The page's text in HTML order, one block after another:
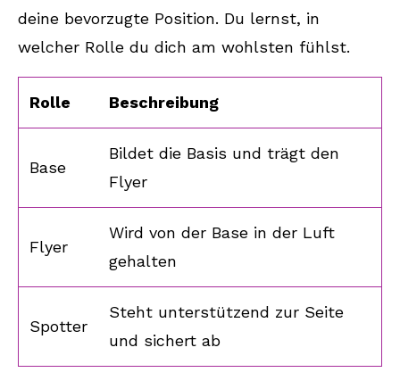
deine bevorzugte Position. Du lernst, in
welcher Rolle du dich am wohlsten fühlst.
Rolle Beschreibung
Base
Bildet die Basis und trägt den
Flyer
Flyer
Wird von der Base in der Luft
gehalten
Spotter
Steht unterstützend zur Seite
und sichert ab